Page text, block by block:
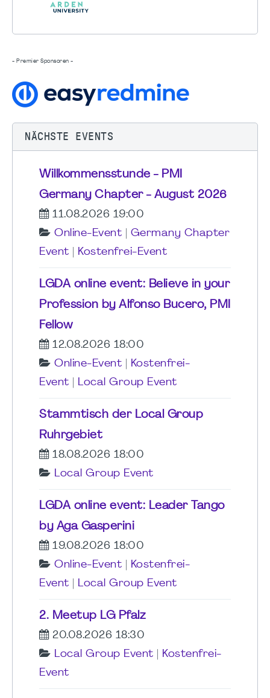
- Premier Sponsoren -
NÄCHSTE EVENTS
Willkommensstunde - PMI
Germany Chapter - August 2026
11.08.2026 19:00
Online-Event
Germany Chapter
Event
Kostenfrei-Event
LGDA online event: Believe in your
Profession by Alfonso Bucero, PMI
Fellow
12.08.2026 18:00
Online-Event
Kostenfrei-
Event
Local Group Event
Stammtisch der Local Group
Ruhrgebiet
18.08.2026 18:00
Local Group Event
LGDA online event: Leader Tango
by Aga Gasperini
19.08.2026 18:00
Online-Event
Kostenfrei-
Event
Local Group Event
2. Meetup LG Pfalz
20.08.2026 18:30
Local Group Event
Kostenfrei-
Event